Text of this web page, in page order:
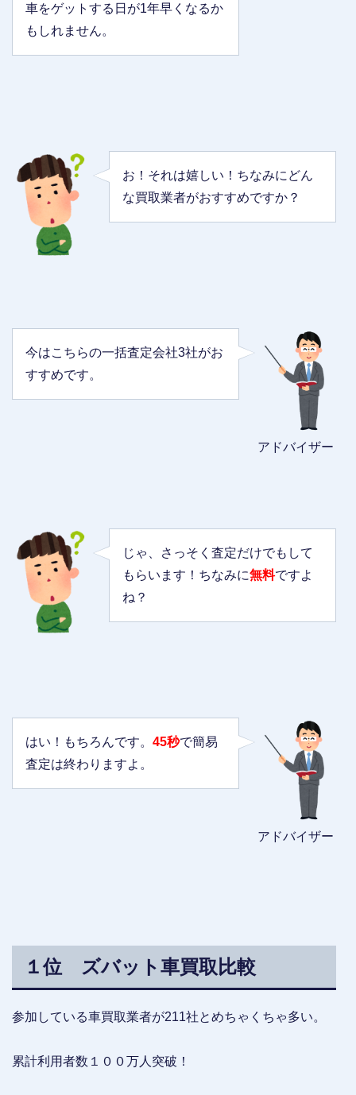
車をゲットする日が1年早くなるか
もしれません。
お！それは嬉しい！ちなみにどん
な買取業者がおすすめですか？
アドバイザー
今はこちらの一括査定会社3社がお
すすめです。
じゃ、さっそく査定だけでもして
もらいます！ちなみに無料ですよ
ね？
アドバイザー
はい！もちろんです。 45秒で簡易
査定は終わりますよ。
１位 ズバット車買取比較
参加している車買取業者が211社とめちゃくちゃ多い。
累計利用者数１００万人突破！